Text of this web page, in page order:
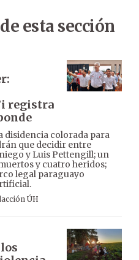
esta sección
registra
disidencia colorada para
que decidir entre
y Luis Pettengill; un
y cuatro heridos;
legal paraguayo
ÚH